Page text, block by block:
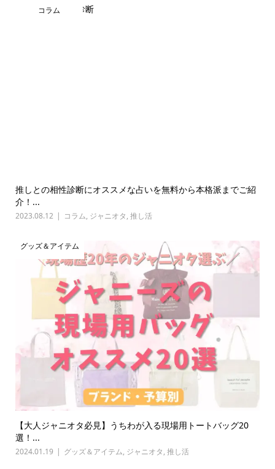
コラム
推しとの相性診断にオススメな占いを無料から本格派までご紹
介！...
2023.08.12 コラム, ジャニオタ, 推し活
グッズ＆アイテム
【大人ジャニオタ必見】うちわが入る現場用トートバッグ20
選！...
2024.01.19 グッズ＆アイテム, ジャニオタ, 推し活